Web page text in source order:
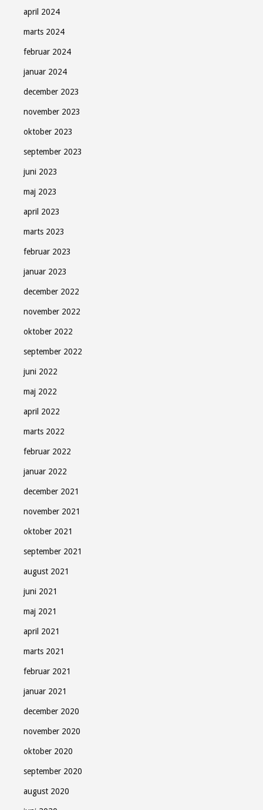
april 2024
marts 2024
februar 2024
januar 2024
december 2023
november 2023
oktober 2023
september 2023
juni 2023
maj 2023
april 2023
marts 2023
februar 2023
januar 2023
december 2022
november 2022
oktober 2022
september 2022
juni 2022
maj 2022
april 2022
marts 2022
februar 2022
januar 2022
december 2021
november 2021
oktober 2021
september 2021
august 2021
juni 2021
maj 2021
april 2021
marts 2021
februar 2021
januar 2021
december 2020
november 2020
oktober 2020
september 2020
august 2020